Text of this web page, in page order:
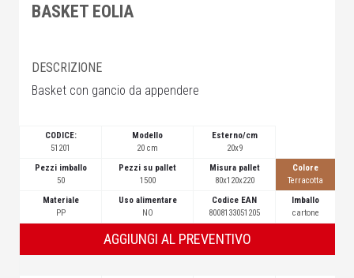
BASKET EOLIA
DESCRIZIONE
Basket con gancio da appendere
CODICE:
51201
Modello
20 cm
Esterno/cm
20x9
Pezzi imballo
50
Pezzi su pallet
1500
Misura pallet
80x120x220
Colore
Terracotta
Materiale
PP
Uso alimentare
NO
Codice EAN
8008133051205
Imballo
cartone
AGGIUNGI AL PREVENTIVO